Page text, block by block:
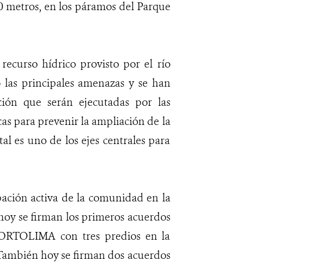
en los páramos del Parque
hídrico provisto por el río
principales amenazas y se han
que serán ejecutadas por las
para prevenir la ampliación de la
es uno de los ejes centrales para
activa de la comunidad en la
se firman los primeros acuerdos
con tres predios en la
hoy se firman dos acuerdos